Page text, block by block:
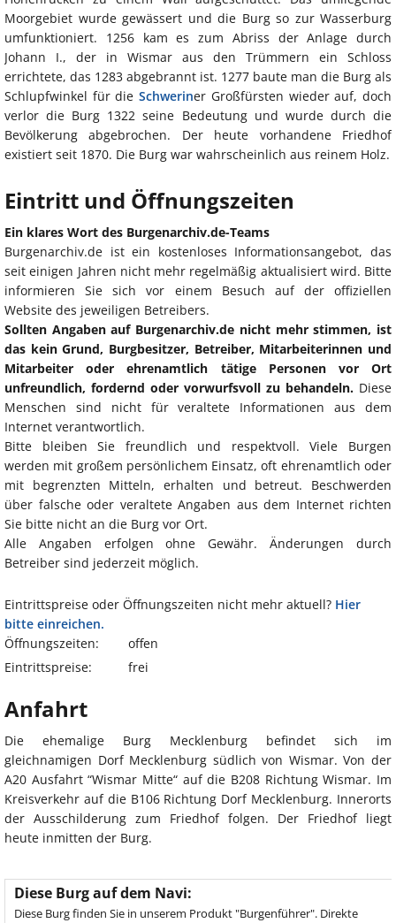
Moorgebiet wurde gewässert und die Burg so zur Wasserburg
umfunktioniert. 1256 kam es zum Abriss der Anlage durch
Johann I., der in Wismar aus den Trümmern ein Schloss
errichtete, das 1283 abgebrannt ist. 1277 baute man die Burg als
Schlupfwinkel für dieSchweriner Großfürsten wieder auf, doch
verlor die Burg 1322 seine Bedeutung und wurde durch die
Bevölkerung abgebrochen. Der heute vorhandene Friedhof
existiert seit 1870. Die Burg war wahrscheinlich aus reinem Holz.
Eintritt und Öffnungszeiten
Ein klares Wort des Burgenarchiv.de-Teams
Burgenarchiv.de ist ein kostenloses Informationsangebot, das
seit einigen Jahren nicht mehr regelmäßig aktualisiert wird. Bitte
informieren Sie sich vor einem Besuch auf der offiziellen
Website des jeweiligen Betreibers.
Sollten Angaben auf Burgenarchiv.de nicht mehr stimmen, ist
das kein Grund, Burgbesitzer, Betreiber, Mitarbeiterinnen und
Mitarbeiter oder ehrenamtlich tätige Personen vor Ort
unfreundlich, fordernd oder vorwurfsvoll zu behandeln. Diese
Menschen sind nicht für veraltete Informationen aus dem
Internet verantwortlich.
Bitte bleiben Sie freundlich und respektvoll. Viele Burgen
werden mit großem persönlichem Einsatz, oft ehrenamtlich oder
mit begrenzten Mitteln, erhalten und betreut. Beschwerden
über falsche oder veraltete Angaben aus dem Internet richten
Sie bitte nicht an die Burg vor Ort.
Alle Angaben erfolgen ohne Gewähr. Änderungen durch
Betreiber sind jederzeit möglich.
Eintrittspreise oder Öffnungszeiten nicht mehr aktuell? Hier
bitte einreichen.
Öffnungszeiten:
offen
Eintrittspreise:
frei
Anfahrt
Die ehemalige Burg Mecklenburg befindet sich im
gleichnamigen Dorf Mecklenburg südlich von Wismar. Von der
A20 Ausfahrt “Wismar Mitte“ auf die B208 Richtung Wismar. Im
Kreisverkehr auf die B106 Richtung Dorf Mecklenburg. Innerorts
der Ausschilderung zum Friedhof folgen. Der Friedhof liegt
heute inmitten der Burg.
Diese Burg auf dem Navi:
Diese Burg finden Sie in unserem Produkt "Burgenführer". Direkte